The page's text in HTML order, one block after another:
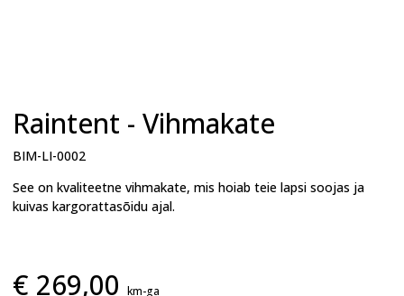
Raintent - Vihmakate
BIM-LI-0002
See on kvaliteetne vihmakate, mis hoiab teie lapsi soojas ja
kuivas kargorattasõidu ajal.
€ 269,00 km-ga